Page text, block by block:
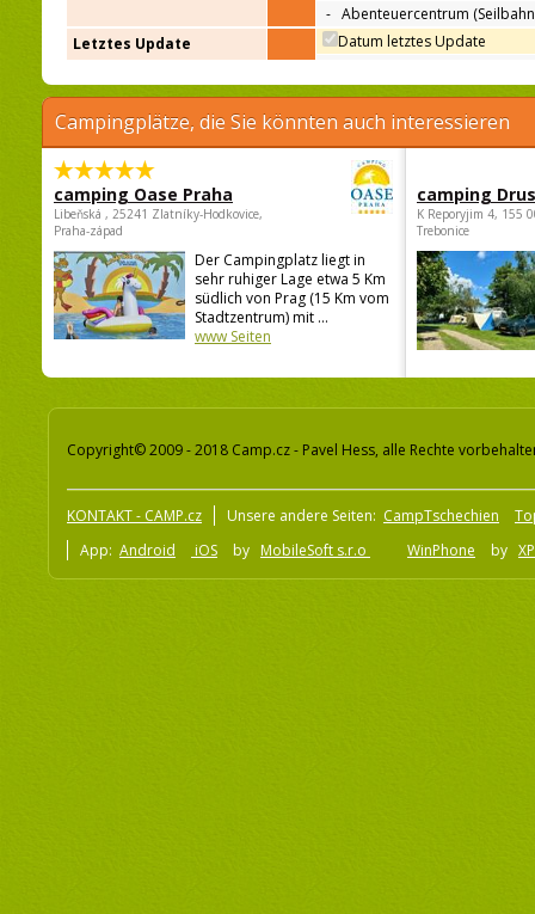
- Abenteuercentrum
Letztes Update
Datum letztes Update
Campingplätze, die Sie könnten auch interessieren
camping Oase Praha
Libeňská , 25241 Zlatníky-Hodkovice,
Praha-západ
Der Campingplatz liegt in
sehr ruhiger Lage etwa 5 Km
südlich von Prag (15 Km vom
Stadtzentrum) mit ...
www Seiten
camping
K Reporyjim 4, 155
Trebonice
Copyright© 2009 - 2018 Camp.cz - Pavel Hess, alle Rechte
KONTAKT - CAMP.cz Unsere andere Seiten: CampTschechien
App: Android iOS by MobileSoft s.r.o WinPhone by